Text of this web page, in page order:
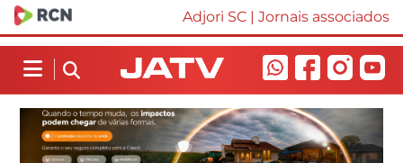
Adjori SC | Jornais associados